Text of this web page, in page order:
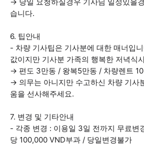
습니다.
6. 팁안내
- 차량 기사팁은 기사분에 대한 매너입
값이지만 기사분 가족의 행복한 저녁식
→ 편도 3만동 / 왕복5만동 / 차량렌트
→ 의무는 아니지만 수고하신 차량 기사
움을 선사해주세요.
7. 변경 및 기타안내
- 각종 변경 : 이용일 3일 전까지 무료변
당 100,000 VND부과 / 당일변경불가